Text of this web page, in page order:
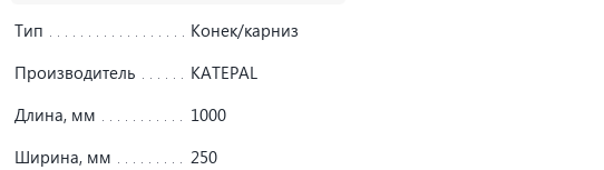
Тип
Конек/карниз
Производитель
KATEPAL
Длина, мм
1000
Ширина, мм
250